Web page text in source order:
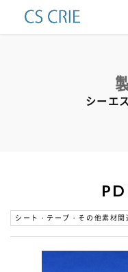
お問い合わせ
シーエ
シート・テープ・その他素材関